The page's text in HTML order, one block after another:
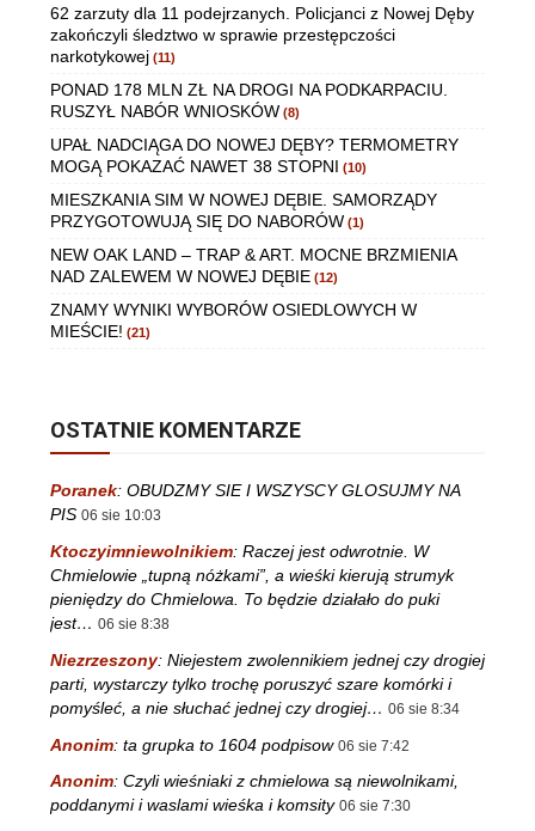
62 zarzuty dla 11 podejrzanych. Policjanci z Nowej Dęby
zakończyli śledztwo w sprawie przestępczości
narkotykowej (11)
PONAD 178 MLN ZŁ NA DROGI NA PODKARPACIU.
RUSZYŁ NABÓR WNIOSKÓW (8)
UPAŁ NADCIĄGA DO NOWEJ DĘBY? TERMOMETRY
MOGĄ POKAZAĆ NAWET 38 STOPNI (10)
MIESZKANIA SIM W NOWEJ DĘBIE. SAMORZĄDY
PRZYGOTOWUJĄ SIĘ DO NABORÓW (1)
NEW OAK LAND – TRAP & ART. MOCNE BRZMIENIA
NAD ZALEWEM W NOWEJ DĘBIE (12)
ZNAMY WYNIKI WYBORÓW OSIEDLOWYCH W
MIEŚCIE! (21)
OSTATNIE KOMENTARZE
Poranek: OBUDZMY SIE I WSZYSCY GLOSUJMY NA
PIS 06 sie 10:03
Ktoczyimniewolnikiem: Raczej jest odwrotnie. W
Chmielowie „tupną nóżkami”, a wieśki kierują strumyk
pieniędzy do Chmielowa. To będzie działało do puki
jest… 06 sie 8:38
Niezrzeszony: Niejestem zwolennikiem jednej czy drogiej
parti, wystarczy tylko trochę poruszyć szare komórki i
pomyśleć, a nie słuchać jednej czy drogiej… 06 sie 8:34
Anonim: ta grupka to 1604 podpisow 06 sie 7:42
Anonim: Czyli wieśniaki z chmielowa są niewolnikami,
poddanymi i waslami wieśka i komsity 06 sie 7:30